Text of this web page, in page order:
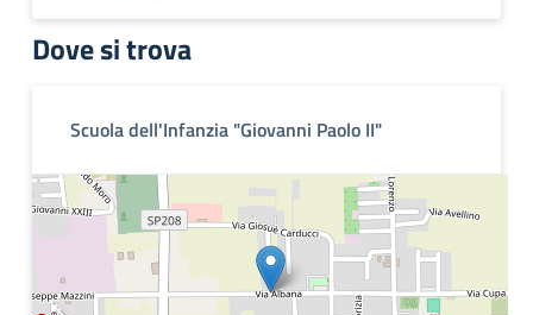
Dove si trova
Scuola dell'Infanzia "Giovanni Paolo II"